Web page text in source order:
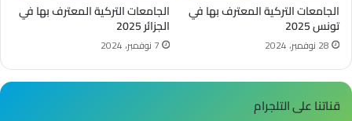
الجامعات التركية المعترف بها في
تونس 2025
28 نوفمبر، 2024
الجامعات التركية المعترف بها في
الجزائر 2025
7 نوفمبر، 2024
قناتنا على التلجرام